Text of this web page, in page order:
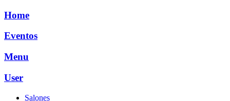
Ir
contenido
Home
Eventos
Menu
User
Salones